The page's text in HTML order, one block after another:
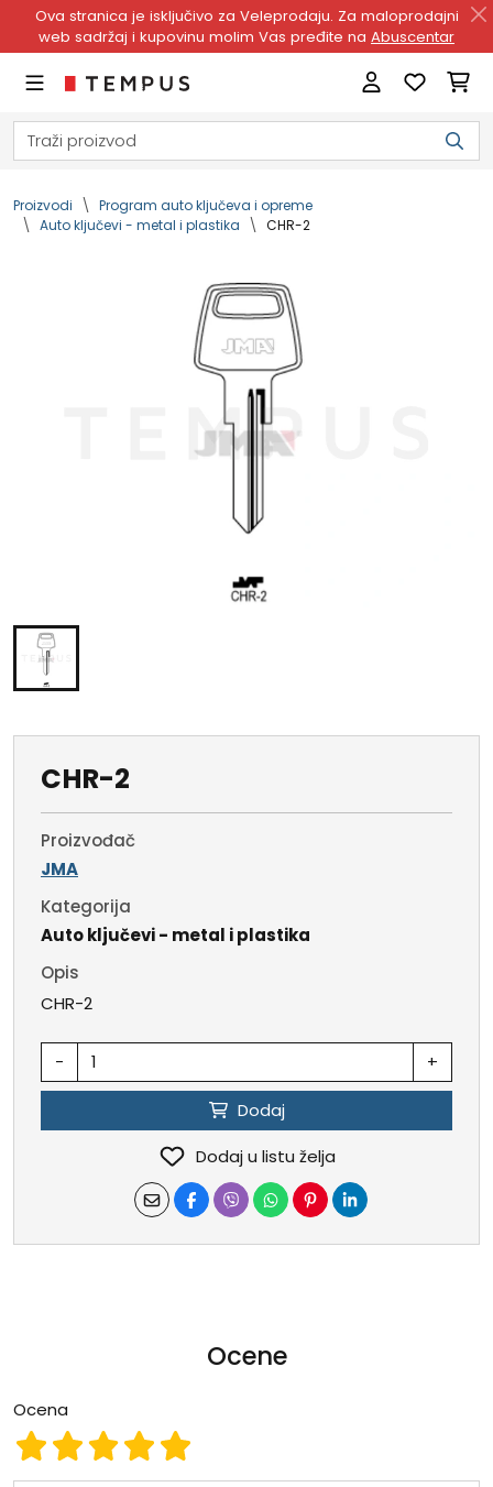
Ova stranica je isključivo za Veleprodaju. Za maloprodajni
web sadržaj i kupovinu molim Vas pređite na Abuscentar
Proizvodi
Program auto ključeva i opreme
Auto ključevi - metal i plastika
CHR-2
CHR-2
Proizvođač
JMA
Kategorija
Auto ključevi - metal i plastika
Opis
CHR-2
- +
Dodaj
Dodaj u listu želja
Ocene
Ocena
Ocena 5
Ocena 4
Ocena 3
Ocena 2
Ocena 1